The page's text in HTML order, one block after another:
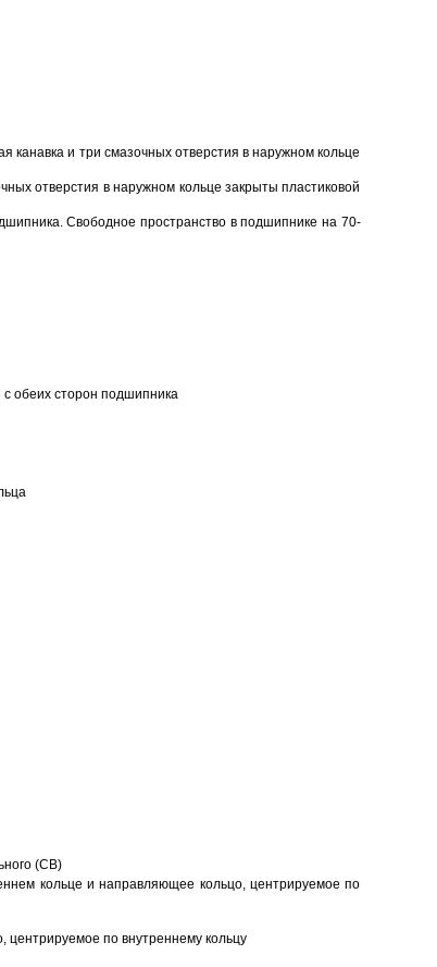
канавка и три смазочных отверстия в наружном кольце
отверстия в наружном кольце закрыты пластиковой
Свободное пространство в подшипнике на 70-
обеих сторон подшипника
(CB)
кольце и направляющее кольцо, центрируемое по
по внутреннему кольцу